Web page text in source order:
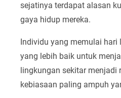
sejatinya terdapat alasan
gaya hidup mereka.
Individu yang memulai hari
yang lebih baik untuk
lingkungan sekitar menjadi
kebiasaan paling ampuh